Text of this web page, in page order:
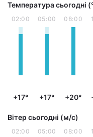
Температура сьогодні
02:00
+17°
05:00
+17°
08:00
+20°
Вітер сьогодні (м/с)
02:00 05:00 08:00